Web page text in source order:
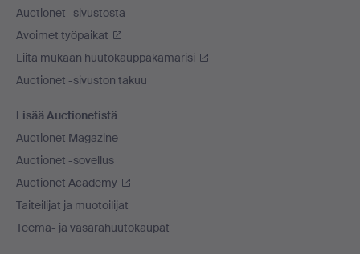
Auctionet -sivustosta
Avoimet työpaikat
Liitä mukaan huutokauppakamarisi
Auctionet -sivuston takuu
Lisää Auctionetistä
Auctionet Magazine
Auctionet -sovellus
Auctionet Academy
Taiteilijat ja muotoilijat
Teema- ja vasarahuutokaupat